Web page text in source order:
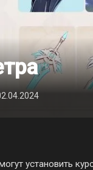
установить